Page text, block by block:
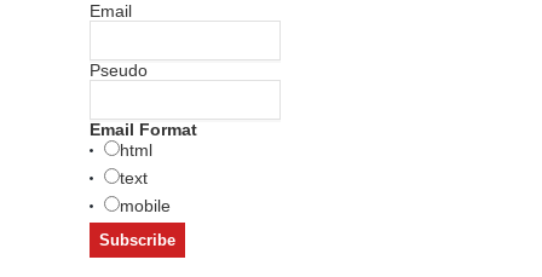
Email
Pseudo
Email Format
html
text
mobile